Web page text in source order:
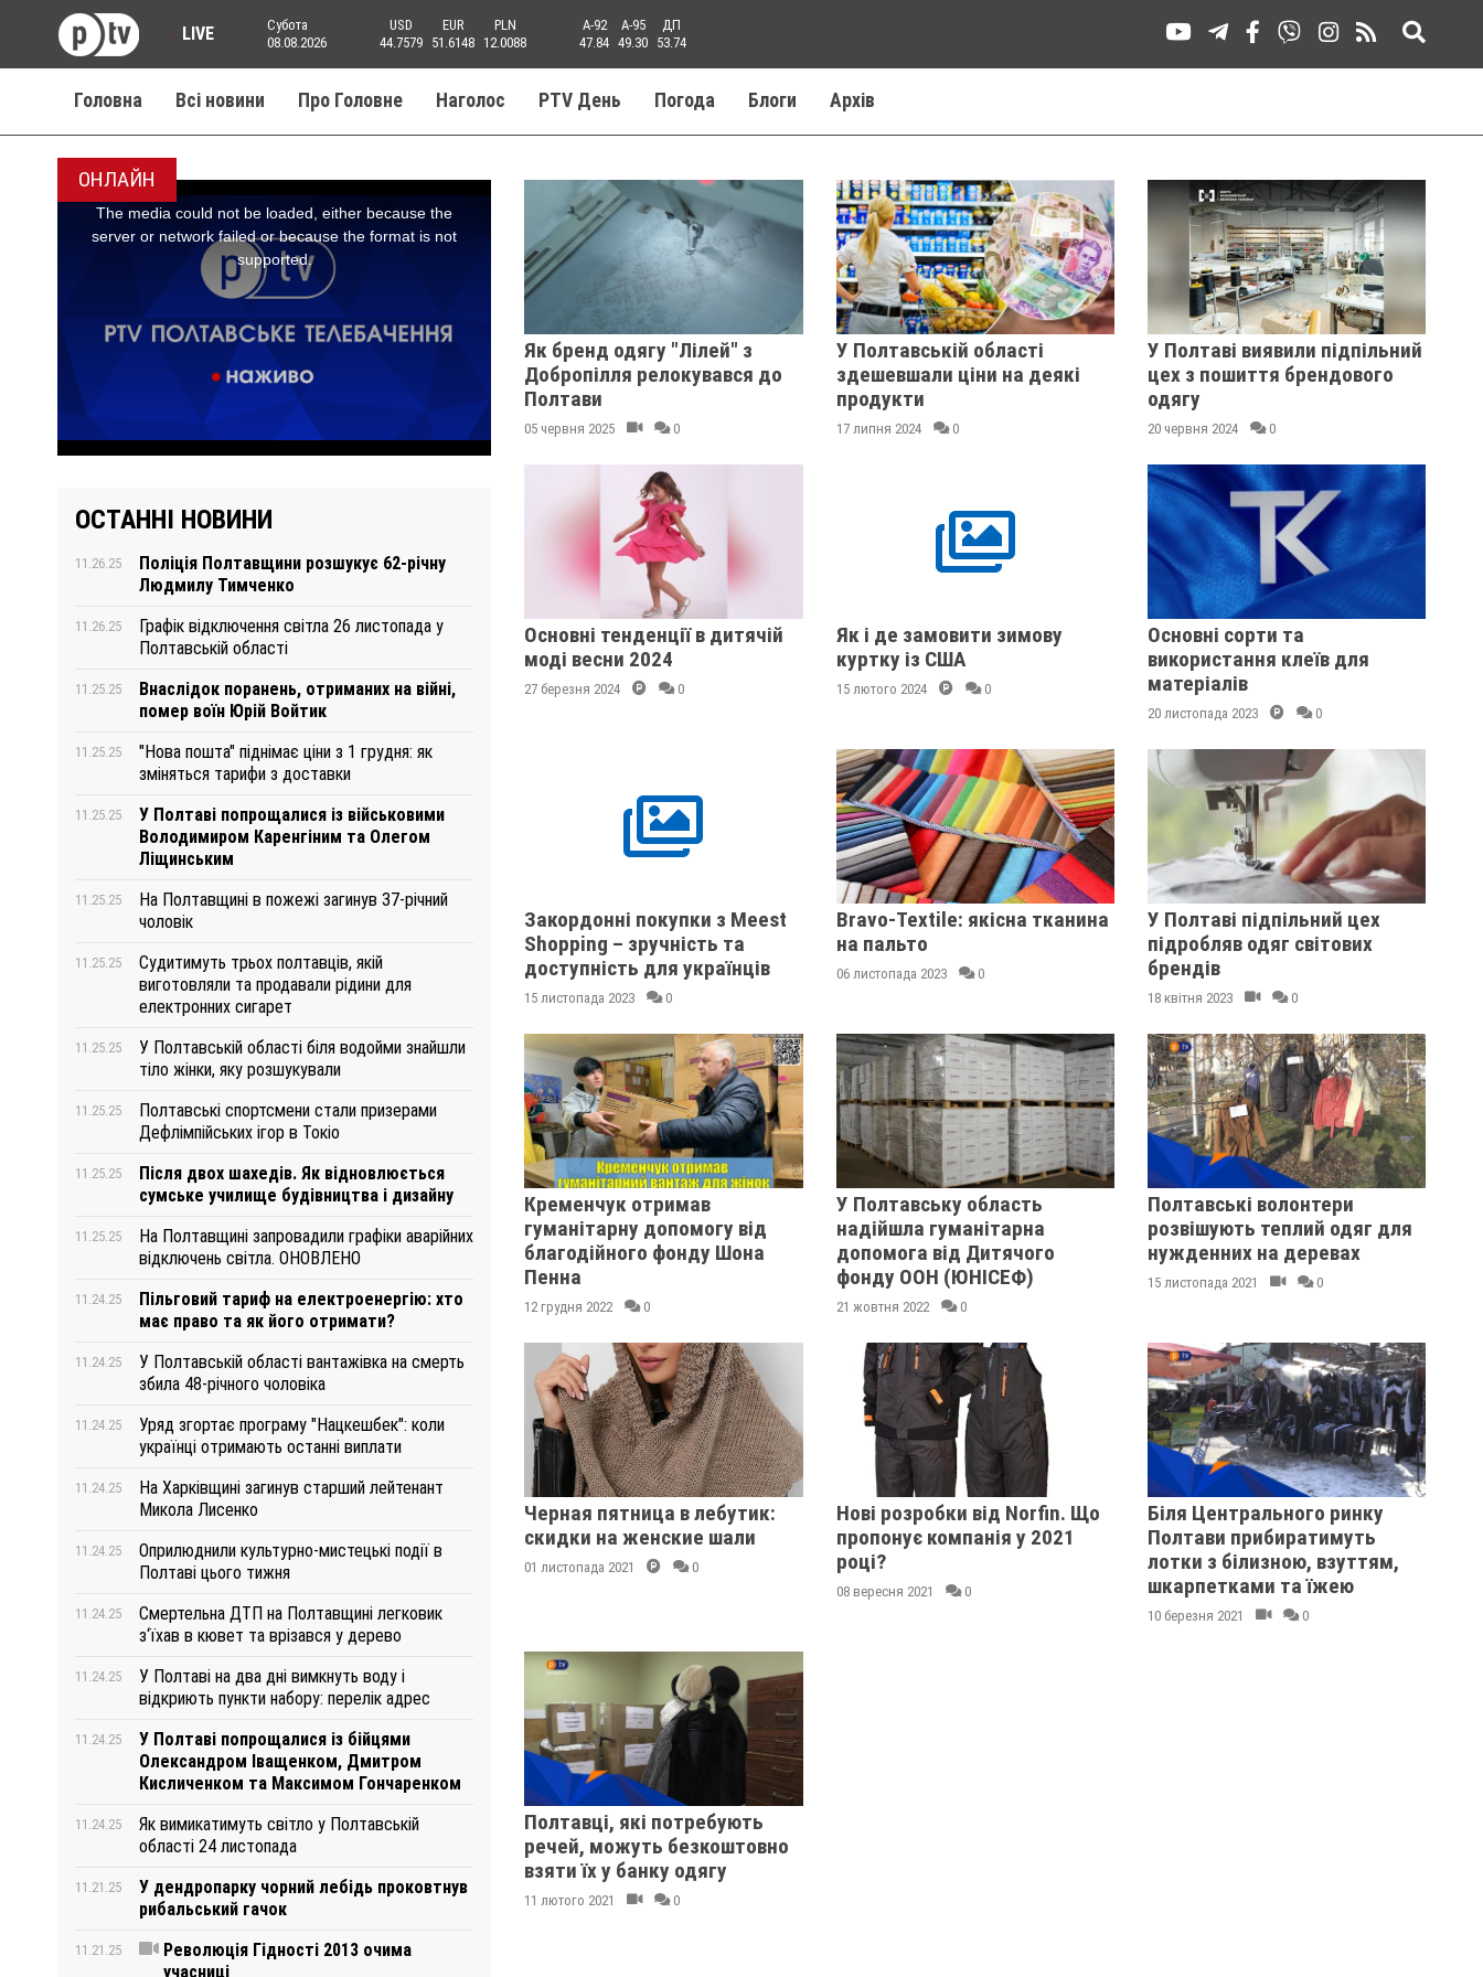
LIVE
Субота
08.08.2026
USD
44.7579
EUR
51.6148
PLN
12.0088
A-92
47.84
A-95
49.30
ДП
53.74
Головна Всі новини Про Головне Наголос PTV День Погода Блоги Aрхів
ОНЛАЙН
ОСТАННІ НОВИНИ
11.26.25
Поліція Полтавщини розшукує 62-річну
Людмилу Тимченко
11.26.25
Графік відключення світла 26 листопада у
Полтавській області
11.25.25
Внаслідок поранень, отриманих на війні,
помер воїн Юрій Войтик
11.25.25
"Нова пошта" піднімає ціни з 1 грудня: як
зміняться тарифи з доставки
11.25.25
У Полтаві попрощалися із військовими
Володимиром Каренгіним та Олегом
Ліщинським
11.25.25
На Полтавщині в пожежі загинув 37-річний
чоловік
11.25.25
Судитимуть трьох полтавців, якій
виготовляли та продавали рідини для
електронних сигарет
11.25.25
У Полтавській області біля водойми знайшли
тіло жінки, яку розшукували
11.25.25
Полтавські спортсмени стали призерами
Дефлімпійських ігор в Токіо
11.25.25
Після двох шахедів. Як відновлюється
сумське училище будівництва і дизайну
11.25.25
На Полтавщині запровадили графіки аварійних
відключень світла. ОНОВЛЕНО
11.24.25
Пільговий тариф на електроенергію: хто
має право та як його отримати?
11.24.25
У Полтавській області вантажівка на смерть
збила 48-річного чоловіка
11.24.25
Уряд згортає програму "Нацкешбек": коли
українці отримають останні виплати
11.24.25
На Харківщині загинув старший лейтенант
Микола Лисенко
11.24.25
Оприлюднили культурно-мистецькі події в
Полтаві цього тижня
11.24.25
Смертельна ДТП на Полтавщині легковик
з‘їхав в кювет та врізався у дерево
11.24.25
У Полтаві на два дні вимкнуть воду і
відкриють пункти набору: перелік адрес
11.24.25
У Полтаві попрощалися із бійцями
Олександром Іващенком, Дмитром
Кисличенком та Максимом Гончаренком
11.24.25
Як вимикатимуть світло у Полтавській
області 24 листопада
11.21.25
У дендропарку чорний лебідь проковтнув
рибальський гачок
11.21.25
Революція Гідності 2013 очима
учасниці
Як бренд одягу "Лілей" з
Добропілля релокувався до
Полтави
05 червня 2025 0
У Полтавській області
здешевшали ціни на деякі
продукти
17 липня 2024 0
У Полтаві виявили підпільний
цех з пошиття брендового
одягу
20 червня 2024 0
Основні тенденції в дитячій
моді весни 2024
27 березня 2024 0
Як і де замовити зимову
куртку із США
15 лютого 2024 0
Основні сорти та
використання клеїв для
матеріалів
20 листопада 2023 0
Закордонні покупки з Meest
Shopping – зручність та
доступність для українців
15 листопада 2023 0
Bravo-Textile: якісна тканина
на пальто
06 листопада 2023 0
У Полтаві підпільний цех
підробляв одяг світових
брендів
18 квітня 2023 0
Кременчук отримав
гуманітарну допомогу від
благодійного фонду Шона
Пенна
12 грудня 2022 0
У Полтавську область
надійшла гуманітарна
допомога від Дитячого
фонду ООН (ЮНІСЕФ)
21 жовтня 2022 0
Полтавські волонтери
розвішують теплий одяг для
нужденних на деревах
15 листопада 2021 0
Черная пятница в лебутик:
скидки на женские шали
01 листопада 2021 0
Нові розробки від Norfin. Що
пропонує компанія у 2021
році?
08 вересня 2021 0
Біля Центрального ринку
Полтави прибиратимуть
лотки з білизною, взуттям,
шкарпетками та їжею
10 березня 2021 0
Полтавці, які потребують
речей, можуть безкоштовно
взяти їх у банку одягу
11 лютого 2021 0